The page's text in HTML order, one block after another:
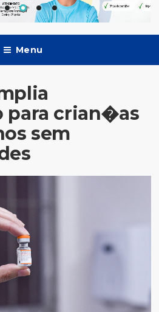
Menu
crian�as
sem